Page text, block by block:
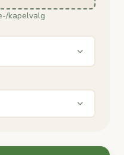
kapelvalg